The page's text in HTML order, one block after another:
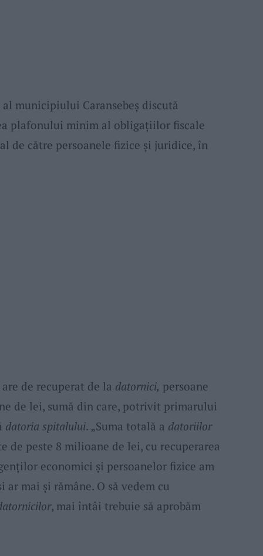
al municipiului Caransebeș discută
plafonului minim al obligațiilor fiscale
de către persoanele fizice și juridice, în
de recuperat de la datornici, persoane
de lei, sumă din care, potrivit primarului
datoria spitalului. „Suma totală a datoriilor
de peste 8 milioane de lei, cu recuperarea
economici și persoanelor fizice am
ar mai și rămâne. O să vedem cu
, mai întâi trebuie să aprobăm